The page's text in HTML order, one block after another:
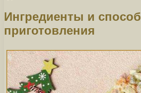
Ингредиенты и способ
приготовления